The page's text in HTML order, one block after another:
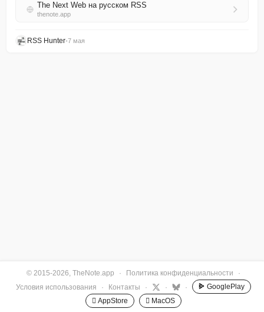
The Next Web на русском RSS
thenote.app
RSS Hunter•7 мая
© 2015-2026, TheNote.app · Политика конфиденциальности
·
Условия использования
· Контакты · · ·
GooglePlay
 AppStore
 MacOS